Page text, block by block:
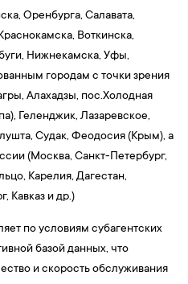
Оренбурга, Салавата,
Воткинска,
Нижнекамска, Уфы,
городам с точки зрения
Алахадзы, пос.Холодная
Геленджик, Лазаревское,
Судак, Феодосия (Крым), а
(Москва, Санкт-Петербург,
Карелия, Дагестан,
Кавказ и др.)
по условиям субагентских
базой данных, что
и скорость обслуживания